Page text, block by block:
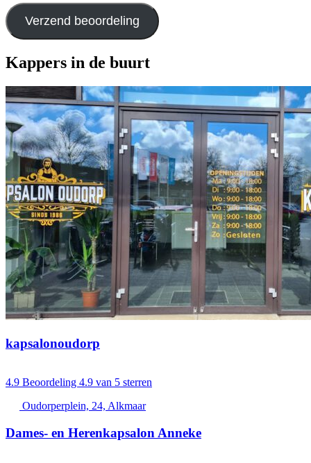
Verzend beoordeling
Kappers in de buurt
kapsalonoudorp
4.9 Beoordeling 4.9 van 5 sterren
Oudorperplein, 24, Alkmaar
Dames- en Herenkapsalon Anneke